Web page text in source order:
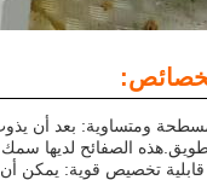
ومتساوية: بعد أن
الصفائح لديها
2. قابلية تخصيص قوية: يمكن